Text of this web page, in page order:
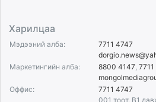
Харилцаа
Мэдээний алба:
7711 4747
Маркетингийн алба:
8800 4147
Оффис:
7711 4747
001 тоот, B1